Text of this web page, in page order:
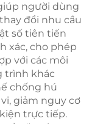
người dùng
đổi nhu cầu
số tiên tiến
xác, cho phép
với các môi
trình khác
chống hú
giảm nguy cơ
trực tiếp.